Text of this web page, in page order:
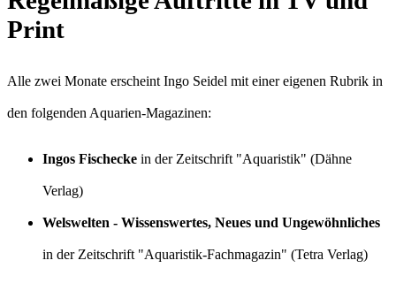
Print
Alle zwei Monate erscheint Ingo Seidel mit einer eigenen Rubrik in
den folgenden Aquarien-Magazinen:
Ingos Fischecke in der Zeitschrift "Aquaristik" (Dähne
Verlag)
Welswelten - Wissenswertes, Neues und Ungewöhnliches
in der Zeitschrift "Aquaristik-Fachmagazin" (Tetra Verlag)